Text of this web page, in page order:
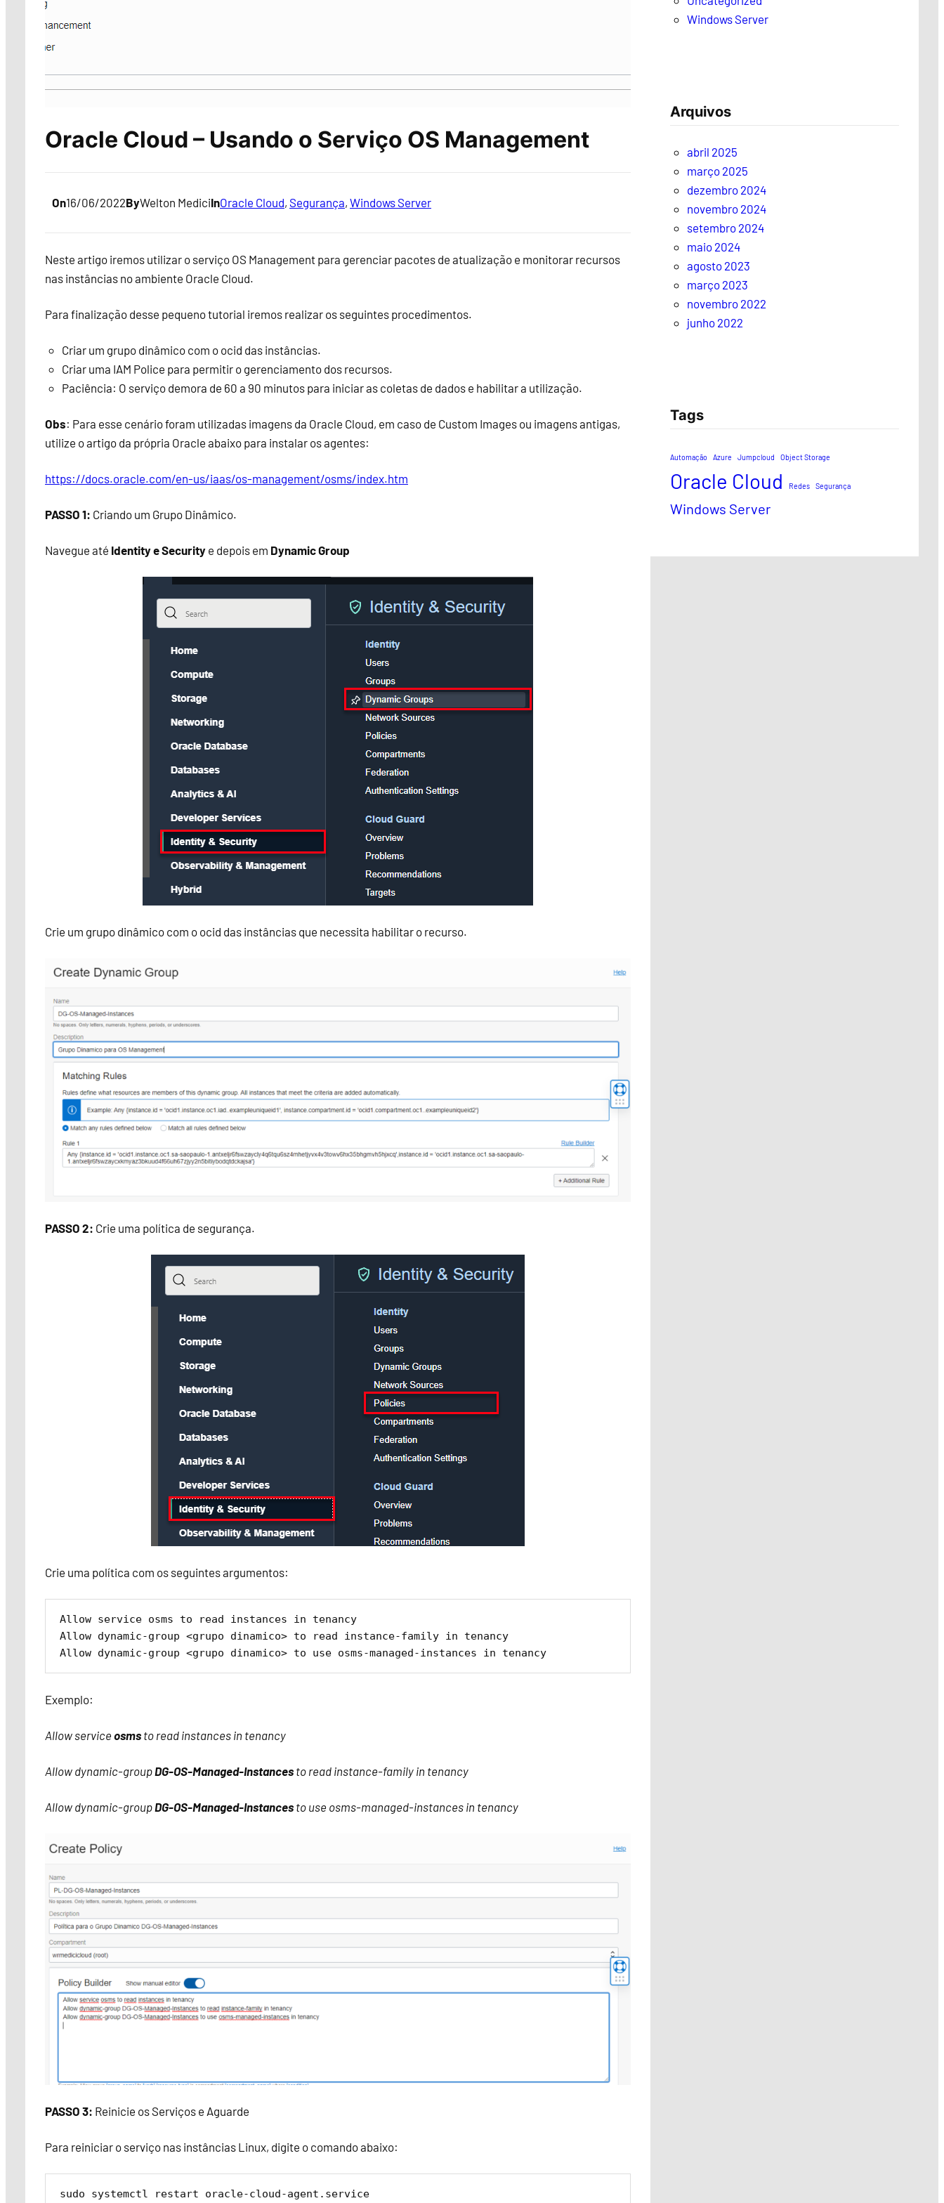
Oracle Cloud – Usando o Serviço OS Management
On16/06/2022ByWelton MediciInOracle Cloud, Segurança, Windows Server
Neste artigo iremos utilizar o serviço OS Management para gerenciar pacotes de atualização e monitorar recursos
nas instâncias no ambiente Oracle Cloud.
Para finalização desse pequeno tutorial iremos realizar os seguintes procedimentos.
Criar um grupo dinâmico com o ocid das instâncias.
Criar uma IAM Police para permitir o gerenciamento dos recursos.
Paciência: O serviço demora de 60 a 90 minutos para iniciar as coletas de dados e habilitar a utilização.
Obs: Para esse cenário foram utilizadas imagens da Oracle Cloud, em caso de Custom Images ou imagens antigas,
utilize o artigo da própria Oracle abaixo para instalar os agentes:
https://docs.oracle.com/en-us/iaas/os-management/osms/index.htm
PASSO 1: Criando um Grupo Dinâmico.
Navegue até Identity e Security e depois em Dynamic Group
Crie um grupo dinâmico com o ocid das instâncias que necessita habilitar o recurso.
PASSO 2: Crie uma política de segurança.
Crie uma política com os seguintes argumentos:
Allow service osms to read instances in tenancy
Allow dynamic-group <grupo dinamico> to read instance-family in tenancy
Allow dynamic-group <grupo dinamico> to use osms-managed-instances in tenancy
Exemplo:
Allow service osms to read instances in tenancy
Allow dynamic-groupDG-OS-Managed-Instances to read instance-family in tenancy
Allow dynamic-groupDG-OS-Managed-Instances to use osms-managed-instances in tenancy
PASSO 3: Reinicie os Serviços e Aguarde
Para reiniciar o serviço nas instâncias Linux, digite o comando abaixo:
sudo systemctl restart oracle-cloud-agent.service
Windows Server
Arquivos
abril 2025
março 2025
dezembro 2024
novembro 2024
setembro 2024
maio 2024
agosto 2023
março 2023
novembro 2022
junho 2022
Tags
Automação Azure Jumpcloud Object Storage
Oracle Cloud Redes Segurança
Windows Server